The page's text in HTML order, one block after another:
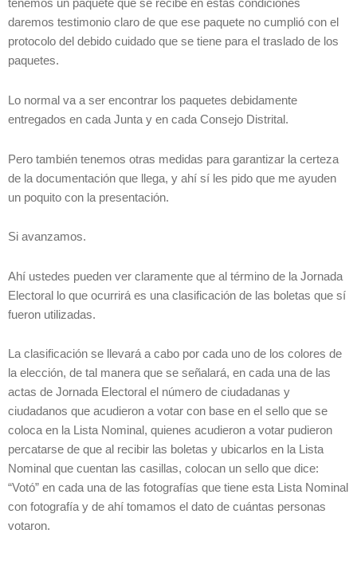
tenemos un paquete que se recibe en estas condiciones
daremos testimonio claro de que ese paquete no cumplió con el
protocolo del debido cuidado que se tiene para el traslado de los
paquetes.
Lo normal va a ser encontrar los paquetes debidamente
entregados en cada Junta y en cada Consejo Distrital.
Pero también tenemos otras medidas para garantizar la certeza
de la documentación que llega, y ahí sí les pido que me ayuden
un poquito con la presentación.
Si avanzamos.
Ahí ustedes pueden ver claramente que al término de la Jornada
Electoral lo que ocurrirá es una clasificación de las boletas que sí
fueron utilizadas.
La clasificación se llevará a cabo por cada uno de los colores de
la elección, de tal manera que se señalará, en cada una de las
actas de Jornada Electoral el número de ciudadanas y
ciudadanos que acudieron a votar con base en el sello que se
coloca en la Lista Nominal, quienes acudieron a votar pudieron
percatarse de que al recibir las boletas y ubicarlos en la Lista
Nominal que cuentan las casillas, colocan un sello que dice:
“Votó” en cada una de las fotografías que tiene esta Lista Nominal
con fotografía y de ahí tomamos el dato de cuántas personas
votaron.